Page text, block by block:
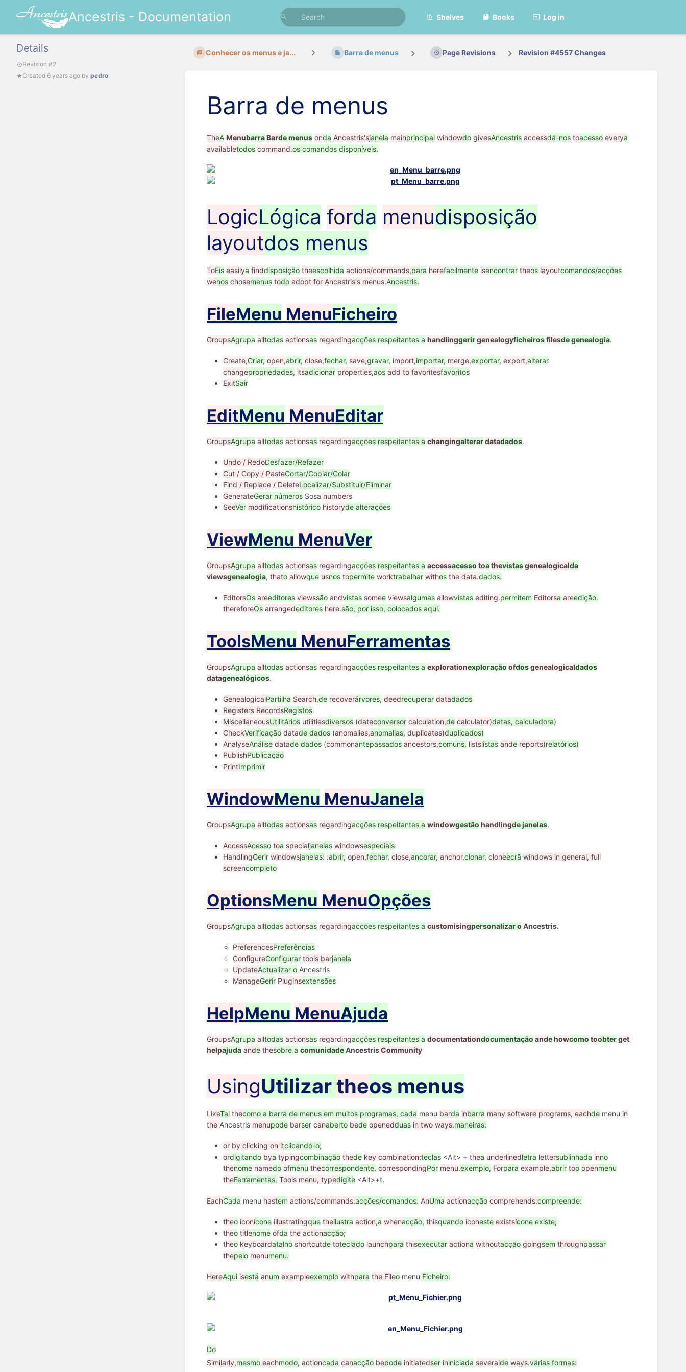
Ancestris - Documentation Shelves Books Log in
Details
Revision #2
Created 6 years ago by pedro
Conhecer os menus e ja... Barra de menus Page Revisions Revision #4557 Changes
Barra de menus
TheA Menubarra Barde menus onda Ancestris'sjanela mainprincipal windowdo givesAncestris accessdá-nos toacesso everya
availabletodos command.os comandos disponíveis.
LogicLógica forda menudisposição
layoutdos menus
ToEis easilya finddisposição theescolhida actions/commands,para herefacilmente isencontrar theos layoutcomandos/acções
wenos chosemenus todo adopt for Ancestris's menus.Ancestris.
FileMenu MenuFicheiro
GroupsAgrupa alltodas actionsas regardingacções respeitantes a handlinggerirgenealogyficheirosfilesde genealogia.
Create,Criar, open,abrir, close,fechar, save,gravar, import,importar, merge,exportar, export,alterar
changepropriedades, itsadicionar properties,aos add to favoritesfavoritos
ExitSair
EditMenu MenuEditar
GroupsAgrupa alltodas actionsas regardingacções respeitantes a changingalterardatadados.
Undo / RedoDesfazer/Refazer
Cut / Copy / PasteCortar/Copiar/Colar
Find / Replace / DeleteLocalizar/Substituir/Eliminar
GenerateGerar números Sosa numbers
SeeVer modificationshistórico historyde alterações
ViewMenu MenuVer
GroupsAgrupa alltodas actionsas regardingacções respeitantes a accessacesso toathevistasgenealogicalda
viewsgenealogia, thato allowque usnos topermite worktrabalhar withos the data.dados.
EditorsOs areeditores viewssão andvistas somee viewsalgumas allowvistas editing.permitem Editorsa areedição.
thereforeOs arrangededitores here.são, por isso, colocados aqui.
ToolsMenu MenuFerramentas
GroupsAgrupa alltodas actionsas regardingacções respeitantes a explorationexploração ofdosgenealogicaldados
datagenealógicos.
GenealogicalPartilha Search,de recoverárvores, deedrecuperar datadados
Registers RecordsRegistos
MiscellaneousUtilitários utilitiesdiversos (dateconversor calculation,de calculator)datas, calculadora)
CheckVerificação datade dados (anomalies,anomalias, duplicates)duplicados)
AnalyseAnálise datade dados (commonantepassados ancestors,comuns, listslistas ande reports)relatórios)
PublishPublicação
PrintImprimir
WindowMenu MenuJanela
GroupsAgrupa alltodas actionsas regardingacções respeitantes a windowgestão handlingde janelas.
AccessAcesso toa specialjanelas windowsespeciais
HandlingGerir windowsjanelas: :abrir, open,fechar, close,ancorar, anchor,clonar, cloneecrã windows in general, full
screencompleto
OptionsMenu MenuOpções
GroupsAgrupa alltodas actionsas regardingacções respeitantes a customisingpersonalizar o Ancestris.
PreferencesPreferências
ConfigureConfigurar tools barjanela
UpdateActualizar o Ancestris
ManageGerir Pluginsextensões
HelpMenu MenuAjuda
GroupsAgrupa alltodas actionsas regardingacções respeitantes a documentationdocumentação andehowcomo toobterget
helpajuda ande thesobre a comunidadeAncestrisCommunity
UsingUtilizartheos menus
LikeTal thecomo a barra de menus em muitos programas, cada menu barda inbarra many software programs, eachde menu in
the Ancestris menupode barser canaberto bede openedduas in two ways.maneiras:
or by clicking on itclicando-o;
ordigitando bya typingcombinação thede key combination:teclas <Alt> + thea underlinedletra lettersublinhada inno
thenome namedo ofmenu thecorrespondente. correspondingPor menu.exemplo, Forpara example,abrir too openmenu
theFerramentas, Tools menu, typedigite <Alt>+t.
EachCada menu hastem actions/commands.acções/comandos. AnUma actionacção comprehends:compreende:
theo iconícone illustratingque theilustra action,a whenacção, thisquando iconeste existsícone existe;
theo titlenome ofda the actionacção;
theo keyboardatalho shortcutde toteclado launchpara thisexecutar actiona withoutacção goingsem throughpassar
thepelo menumenu.
HereAqui isestá anum exampleexemplo withpara the Fileo menu Ficheiro:
Do
Similarly,mesmo eachmodo, actioncada canacção bepode initiatedser ininiciada severalde ways.várias formas: